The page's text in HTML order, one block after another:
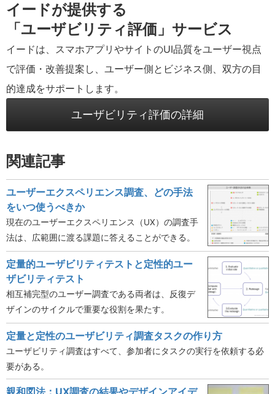
イードが提供する
「ユーザビリティ評価」サービス
イードは、スマホアプリやサイトのUI品質をユーザー視点
で評価・改善提案し、ユーザー側とビジネス側、双方の目
的達成をサポートします。
ユーザビリティ評価の詳細
関連記事
ユーザーエクスペリエンス調査、どの手法
をいつ使うべきか
現在のユーザーエクスペリエンス（UX）の調査手
法は、広範囲に渡る課題に答えることができる。
定量的ユーザビリティテストと定性的ユー
ザビリティテスト
相互補完型のユーザー調査である両者は、反復デ
ザインのサイクルで重要な役割を果たす。
定量と定性のユーザビリティ調査タスクの作り方
ユーザビリティ調査はすべて、参加者にタスクの実行を依頼する必
要がある。